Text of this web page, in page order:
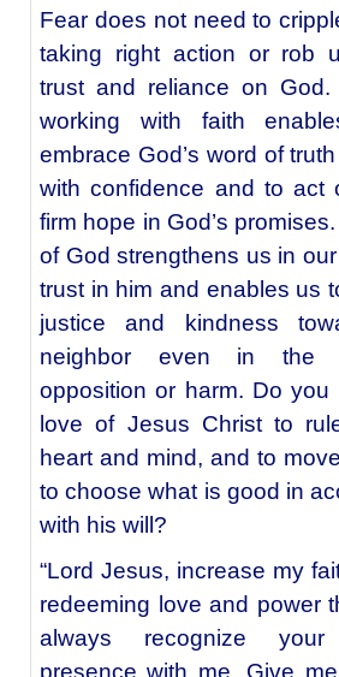
Fear does not need to
taking right action or rob
trust and reliance on God.
working with faith
embrace God’s word of
with confidence and to act
firm hope in God’s
of God strengthens us in
trust in him and enables us
justice and kindness
neighbor even in the
opposition or harm. Do you
love of Jesus Christ to
heart and mind, and to
to choose what is good in
with his will?
“Lord Jesus, increase my
redeeming love and power
always recognize your
presence with me. Give